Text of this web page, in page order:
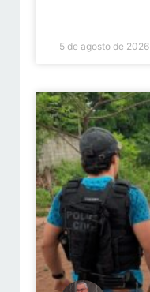
5 de agosto de 2026